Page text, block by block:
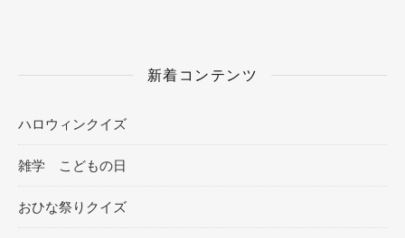
新着コンテンツ
ハロウィンクイズ
雑学 こどもの日
おひな祭りクイズ